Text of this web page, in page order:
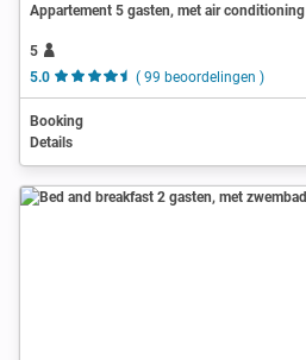
Appartement 5 gasten, met air conditioning
5
5.0
( 99 beoordelingen )
Booking
Details